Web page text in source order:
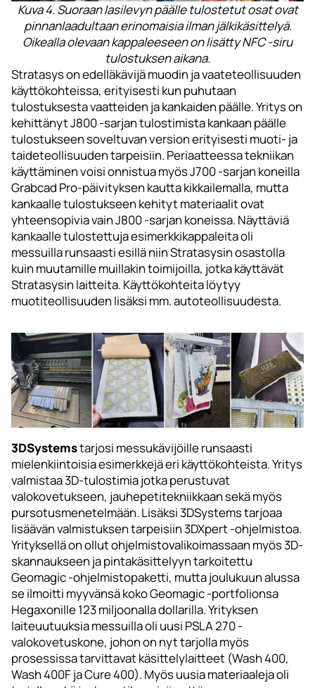
Kuva 4. Suoraan lasilevyn päälle tulostetut osat ovat
pinnanlaadultaan erinomaisia ilman jälkikäsittelyä.
Oikealla olevaan kappaleeseen on lisätty NFC -siru
tulostuksen aikana.
Stratasys on edelläkävijä muodin ja vaateteollisuuden
käyttökohteissa, erityisesti kun puhutaan
tulostuksesta vaatteiden ja kankaiden päälle. Yritys on
kehittänyt J800 -sarjan tulostimista kankaan päälle
tulostukseen soveltuvan version erityisesti muoti- ja
taideteollisuuden tarpeisiin. Periaatteessa tekniikan
käyttäminen voisi onnistua myös J700 -sarjan koneilla
Grabcad Pro-päivityksen kautta kikkailemalla, mutta
kankaalle tulostukseen kehityt materiaalit ovat
yhteensopivia vain J800 -sarjan koneissa. Näyttäviä
kankaalle tulostettuja esimerkkikappaleita oli
messuilla runsaasti esillä niin Stratasysin osastolla
kuin muutamille muillakin toimijoilla, jotka käyttävät
Stratasysin laitteita. Käyttökohteita löytyy
muotiteollisuuden lisäksi mm. autoteollisuudesta.
3DSystemstarjosi messukävijöille runsaasti
mielenkiintoisia esimerkkejä eri käyttökohteista. Yritys
valmistaa 3D-tulostimia jotka perustuvat
valokovetukseen, jauhepetitekniikkaan sekä myös
pursotusmenetelmään. Lisäksi 3DSystems tarjoaa
lisäävän valmistuksen tarpeisiin 3DXpert -ohjelmistoa.
Yrityksellä on ollut ohjelmistovalikoimassaan myös 3D-
skannaukseen ja pintakäsittelyyn tarkoitettu
Geomagic -ohjelmistopaketti, mutta joulukuun alussa
se ilmoitti myyvänsä koko Geomagic -portfolionsa
Hegaxonille 123 miljoonalla dollarilla. Yrityksen
laiteuutuuksia messuilla oli uusi PSLA 270 -
valokovetuskone, johon on nyt tarjolla myös
prosessissa tarvittavat käsittelylaitteet (Wash 400,
Wash 400F ja Cure 400). Myös uusia materiaaleja oli